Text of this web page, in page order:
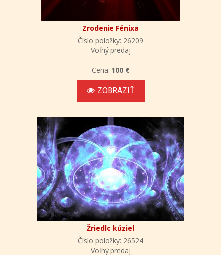
Zrodenie Fénixa
Číslo položky: 26209
Voľný predaj
Cena: 100 €
ZOBRAZIŤ
Žriedlo kúziel
Číslo položky: 26524
Voľný predaj